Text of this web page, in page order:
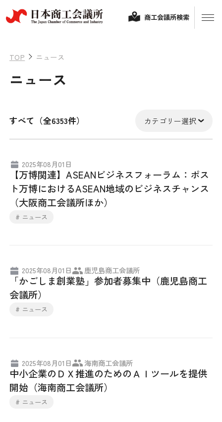
融資制度・補助金
保険・共済
会頭コメント
役員紹介
青年部・女性会
商工会議所検索
TOP ニュース
ニュース
すべて（全6353件） カテゴリー選択
2025年08月01日
【万博関連】ASEANビジネスフォーラム：ポス
ト万博におけるASEAN地域のビジネスチャンス
（大阪商工会議所ほか）
# ニュース
2025年08月01日 鹿児島商工会議所
「かごしま創業塾」参加者募集中（鹿児島商工
会議所）
# ニュース
2025年08月01日 海南商工会議所
中小企業のＤＸ推進のためのＡＩツールを提供
開始（海南商工会議所）
# ニュース